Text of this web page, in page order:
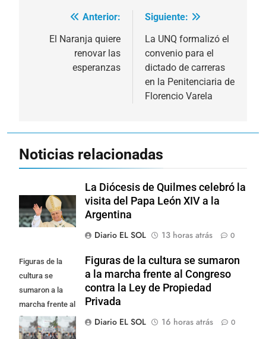
Navegación
entradas
Anterior:
El Naranja quiere
renovar las
esperanzas
Siguiente:
La UNQ formalizó el
convenio para el
dictado de carreras
en la Penitenciaria de
Florencio Varela
Noticias relacionadas
La Diócesis de Quilmes celebró la
visita del Papa León XIV a la
Argentina
Diario EL SOL
13 horas atrás 0
Figuras de la
cultura se
sumaron a la
marcha frente al
Congreso contra
la Ley de
Figuras de la cultura se sumaron
a la marcha frente al Congreso
contra la Ley de Propiedad
Privada
Diario EL SOL
16 horas atrás 0